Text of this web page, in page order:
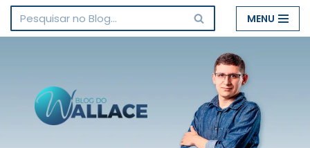
Pular
conteúdo
MENU